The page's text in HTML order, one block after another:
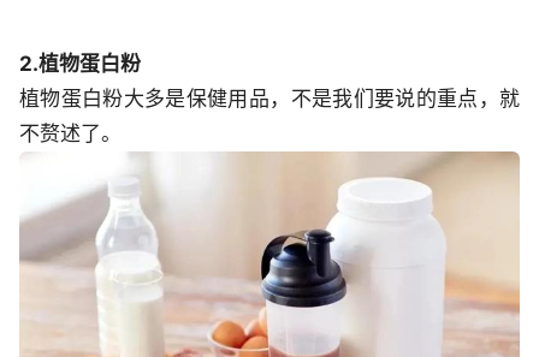
2.植物蛋白粉
植物蛋白粉大多是保健用品，不是我们要说的重点，就
不赘述了。